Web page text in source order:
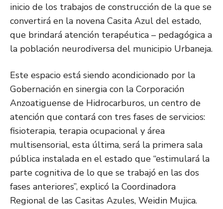
inicio de los trabajos de construcción de la que se
convertirá en la novena Casita Azul del estado,
que brindará atención terapéutica – pedagógica a
la población neurodiversa del municipio Urbaneja.
Este espacio está siendo acondicionado por la
Gobernación en sinergia con la Corporación
Anzoatiguense de Hidrocarburos, un centro de
atención que contará con tres fases de servicios:
fisioterapia, terapia ocupacional y área
multisensorial, esta última, será la primera sala
pública instalada en el estado que “estimulará la
parte cognitiva de lo que se trabajó en las dos
fases anteriores”, explicó la Coordinadora
Regional de las Casitas Azules, Weidin Mujica.